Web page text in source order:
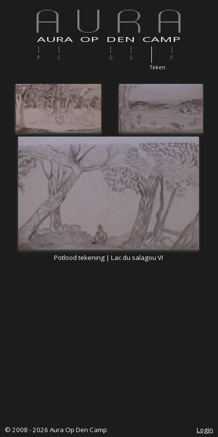
AURA OP DEN CAMP
P C G
S
Teken
F
Potlood tekening | Lac du salagou VI
© 2008 - 2026 Aura Op Den Camp Login